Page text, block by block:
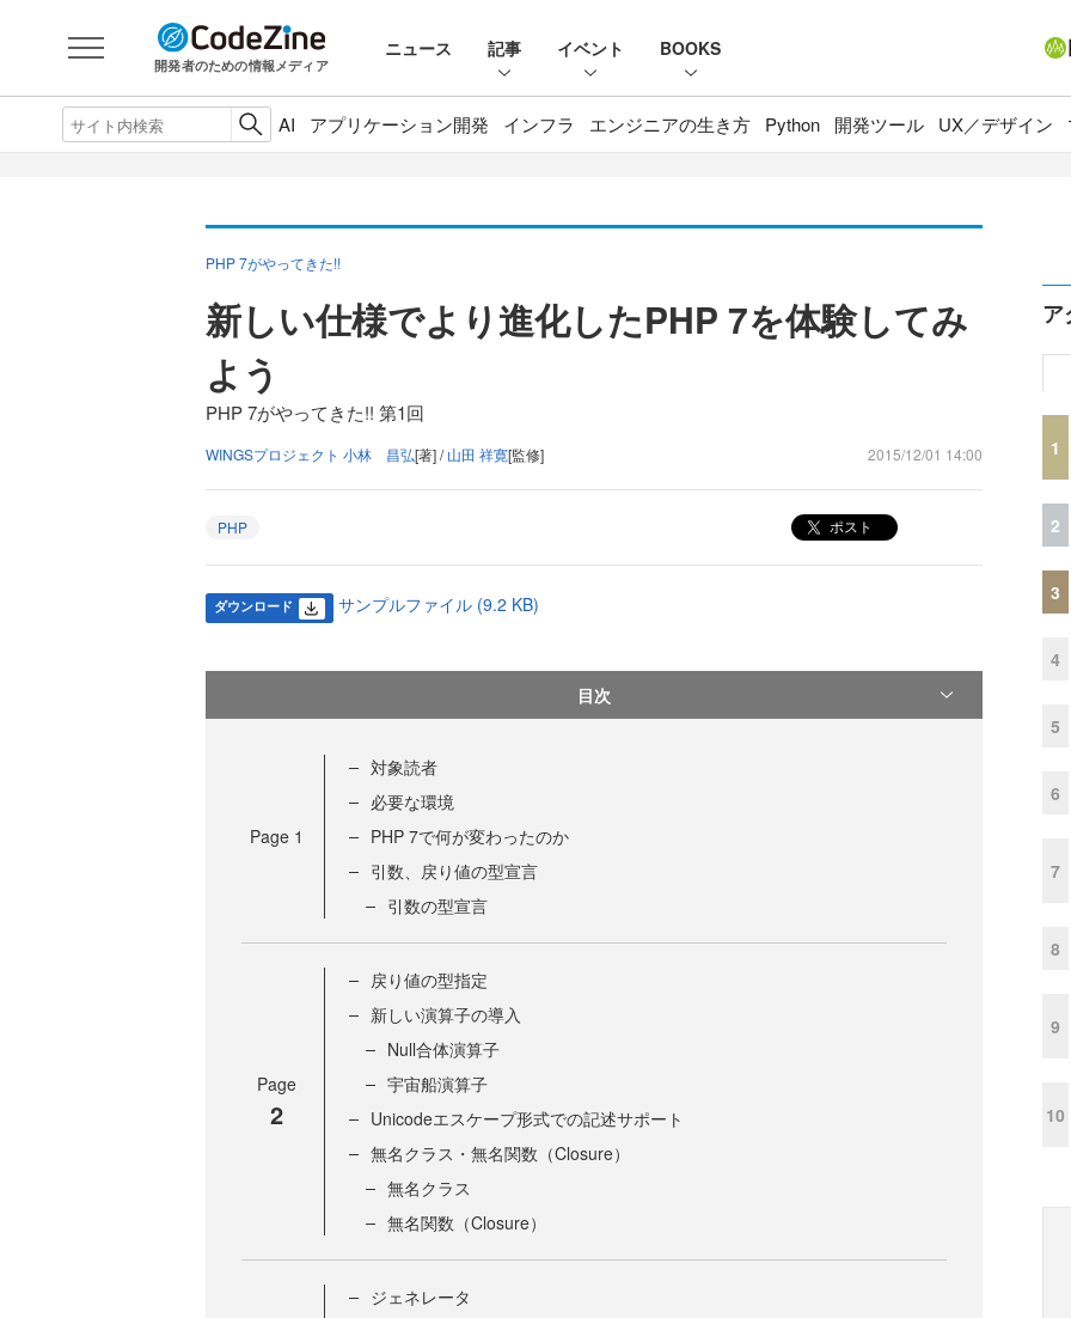
開発者のための情報メディア
ニュース 記事 イベント BOOKS
AI アプリケーション開発 インフラ エンジニアの生き方 Python 開発ツール UX／デザイン
PHP 7がやってきた!!
新しい仕様でより進化したPHP 7を体験してみ
よう
PHP 7がやってきた!! 第1回
WINGSプロジェクト 小林 昌弘[著] /山田 祥寛[監修] 2015/12/01 14:00
PHP ポスト
ダウンロード サンプルファイル (9.2 KB)
目次
Page 1
対象読者
必要な環境
PHP 7で何が変わったのか
引数、戻り値の型宣言
引数の型宣言
Page
2
戻り値の型指定
新しい演算子の導入
Null合体演算子
宇宙船演算子
Unicodeエスケープ形式での記述サポート
無名クラス・無名関数（Closure）
無名クラス
無名関数（Closure）
ジェネレータ
ア
1
2
3
4
5
6
7
8
9
10